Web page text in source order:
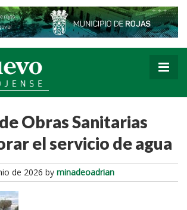
Obras Sanitarias
el servicio de agua
de 2026 by minadeoadrian